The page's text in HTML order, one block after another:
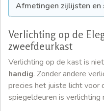
Afmetingen zijlijsten en
Verlichting op de
zweefdeurkast
Verlichting op de kast is
handig. Zonder andere
precies het juiste licht voor
spiegeldeuren is verlichting